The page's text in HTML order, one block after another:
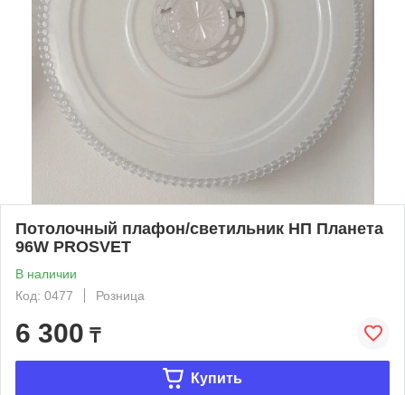
Потолочный плафон/светильник НП Планета
96W PROSVET
В наличии
Код: 0477
Розница
6 300 ₸
Купить